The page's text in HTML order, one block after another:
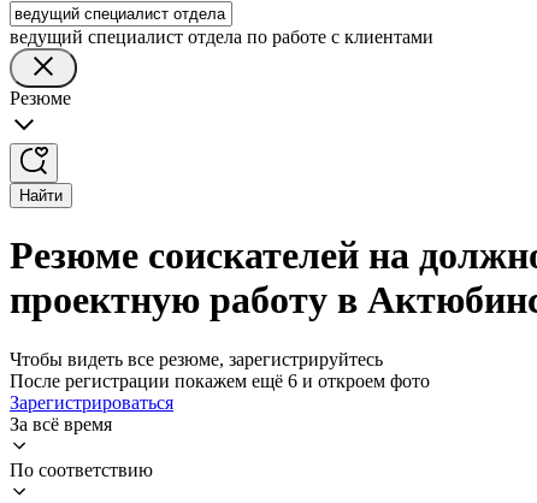
ведущий специалист отдела по работе с клиентами
Резюме
Найти
Резюме соискателей на
проектную работу в
Чтобы видеть все резюме, зарегистрируйтесь
После регистрации покажем ещё 6 и откроем фото
Зарегистрироваться
За всё время
По соответствию